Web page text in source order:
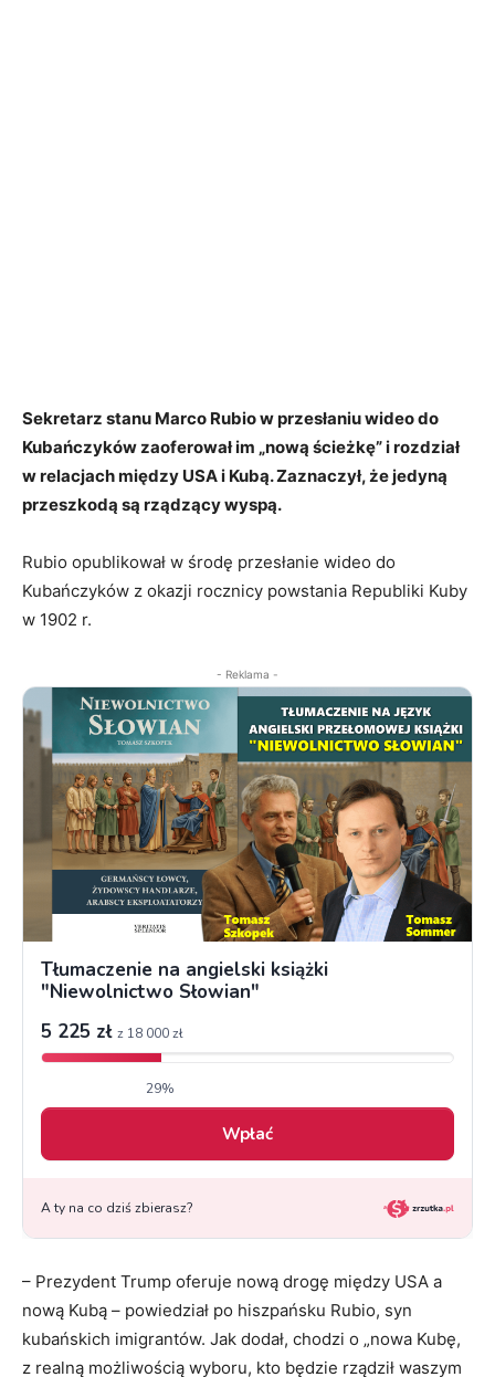
Sekretarz stanu Marco Rubio w przesłaniu wideo do
Kubańczyków zaoferował im „nową ścieżkę” i rozdział
w relacjach między USA i Kubą. Zaznaczył, że jedyną
przeszkodą są rządzący wyspą.
Rubio opublikował w środę przesłanie wideo do
Kubańczyków z okazji rocznicy powstania Republiki Kuby
w 1902 r.
- Reklama -
– Prezydent Trump oferuje nową drogę między USA a
nową Kubą – powiedział po hiszpańsku Rubio, syn
kubańskich imigrantów. Jak dodał, chodzi o „nowa Kubę,
z realną możliwością wyboru, kto będzie rządził waszym